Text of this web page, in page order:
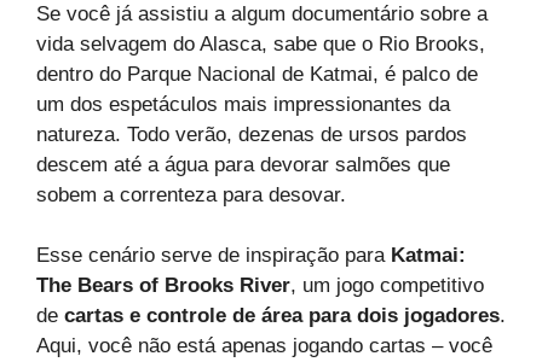
Se você já assistiu a algum documentário sobre a
vida selvagem do Alasca, sabe que o Rio Brooks,
dentro do Parque Nacional de Katmai, é palco de
um dos espetáculos mais impressionantes da
natureza. Todo verão, dezenas de ursos pardos
descem até a água para devorar salmões que
sobem a correnteza para desovar.
Esse cenário serve de inspiração para Katmai:
The Bears of Brooks River, um jogo competitivo
de cartas e controle de área para dois jogadores.
Aqui, você não está apenas jogando cartas – você